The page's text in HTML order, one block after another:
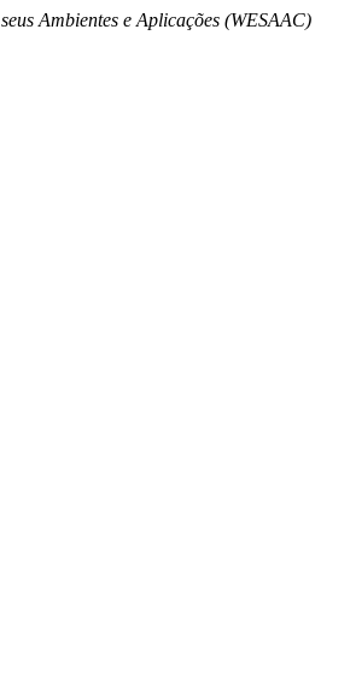
Ambientes e Aplicações (WESAAC)